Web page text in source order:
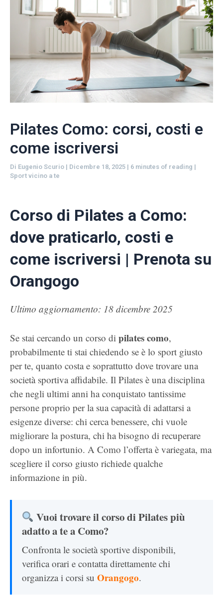
Pilates Como: corsi, costi e
come iscriversi
Di Eugenio Scurio | Dicembre 18, 2025 | 6 minutes of reading |
Sport vicino a te
Corso di Pilates a Como:
dove praticarlo, costi e
come iscriversi | Prenota su
Orangogo
Ultimo aggiornamento: 18 dicembre 2025
Se stai cercando un corso di pilates como,
probabilmente ti stai chiedendo se è lo sport giusto
per te, quanto costa e soprattutto dove trovare una
società sportiva affidabile. Il Pilates è una disciplina
che negli ultimi anni ha conquistato tantissime
persone proprio per la sua capacità di adattarsi a
esigenze diverse: chi cerca benessere, chi vuole
migliorare la postura, chi ha bisogno di recuperare
dopo un infortunio. A Como l’offerta è variegata, ma
scegliere il corso giusto richiede qualche
informazione in più.
Vuoi trovare il corso di Pilates più
adatto a te a Como?
Confronta le società sportive disponibili,
verifica orari e contatta direttamente chi
organizza i corsi su Orangogo.